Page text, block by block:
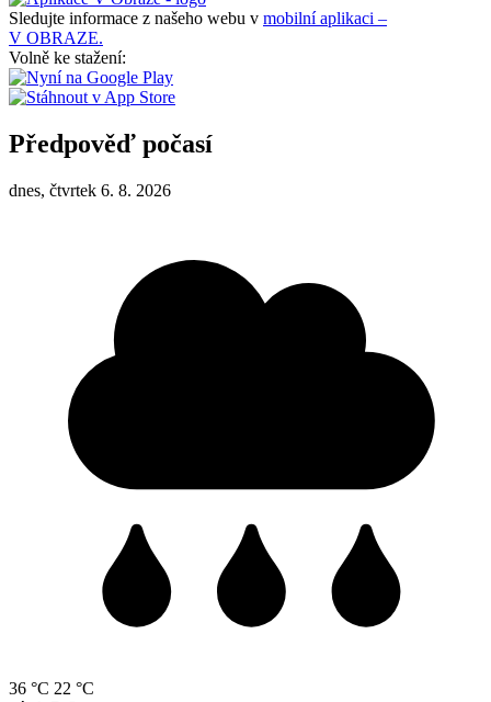
Sledujte informace z našeho webu v mobilní aplikaci –
V OBRAZE.
Volně ke stažení:
Předpověď počasí
dnes, čtvrtek 6. 8. 2026
36 °C 22 °C